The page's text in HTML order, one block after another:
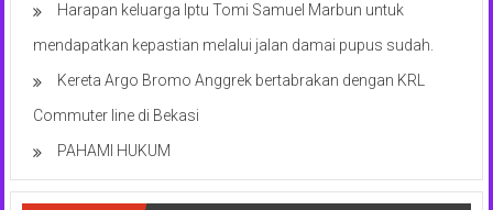
Harapan keluarga Iptu Tomi Samuel Marbun untuk
mendapatkan kepastian melalui jalan damai pupus sudah.
Kereta Argo Bromo Anggrek bertabrakan dengan KRL
Commuter line di Bekasi
PAHAMI HUKUM